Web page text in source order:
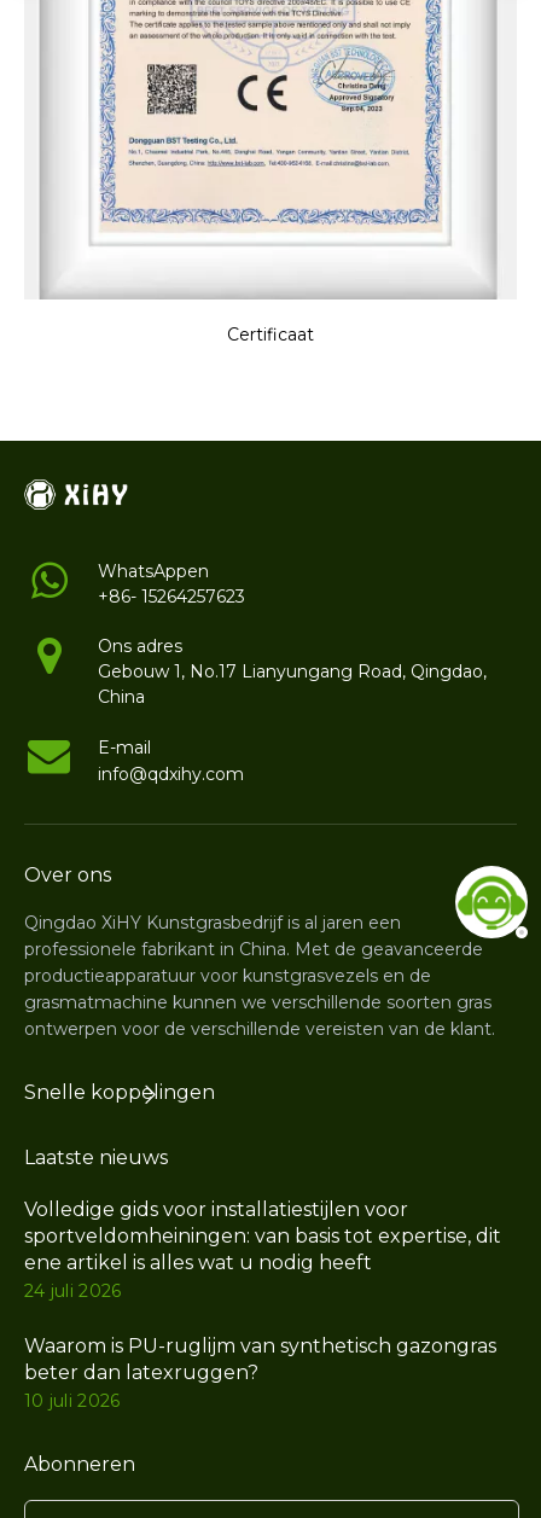
Certificaat
WhatsAppen
+86- 15264257623
Ons adres
Gebouw 1, No.17 Lianyungang Road, Qingdao,
China
E-mail
info@qdxihy.com
Over ons
Qingdao XiHY Kunstgrasbedrijf is al jaren een
professionele fabrikant in China. Met de geavanceerde
productieapparatuur voor kunstgrasvezels en de
grasmatmachine kunnen we verschillende soorten gras
ontwerpen voor de verschillende vereisten van de klant.
Snelle koppelingen
Laatste nieuws
Volledige gids voor installatiestijlen voor
sportveldomheiningen: van basis tot expertise, dit
ene artikel is alles wat u nodig heeft
24 juli 2026
Waarom is PU-ruglijm van synthetisch gazongras
beter dan latexruggen?
10 juli 2026
Abonneren